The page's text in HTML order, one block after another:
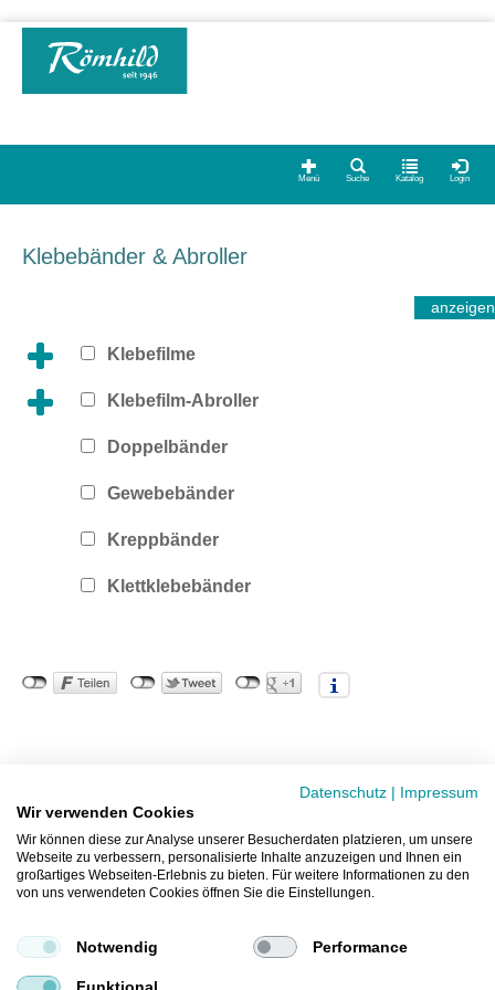
Login
Katalog
Suche
Menü
Klebebänder & Abroller
Klebefilme
Klebefilm-Abroller
Doppelbänder
Gewebebänder
Kreppbänder
Klettklebebänder
Hermann Römhild GmbH
Anfahrt
Datenschutz
Impressum
Wir verwenden Cookies
Wir können diese zur Analyse unserer Besucherdaten platzieren, um unsere
Webseite zu verbessern, personalisierte Inhalte anzuzeigen und Ihnen ein
großartiges Webseiten-Erlebnis zu bieten. Für weitere Informationen zu den
von uns verwendeten Cookies öffnen Sie die Einstellungen.
Notwendig Performance
Funktional